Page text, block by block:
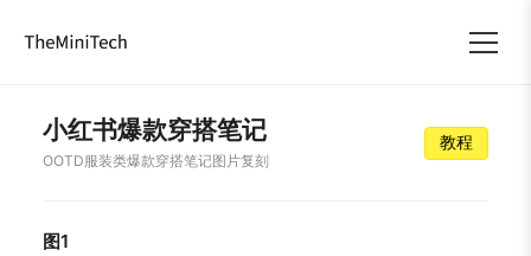
小红书爆款穿搭笔记
OOTD服装类爆款穿搭笔记图片复刻
教程
图1